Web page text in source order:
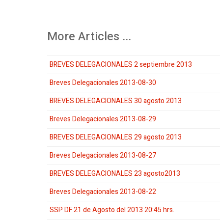
More Articles ...
BREVES DELEGACIONALES 2 septiembre 2013
Breves Delegacionales 2013-08-30
BREVES DELEGACIONALES 30 agosto 2013
Breves Delegacionales 2013-08-29
BREVES DELEGACIONALES 29 agosto 2013
Breves Delegacionales 2013-08-27
BREVES DELEGACIONALES 23 agosto2013
Breves Delegacionales 2013-08-22
SSP DF 21 de Agosto del 2013 20:45 hrs.